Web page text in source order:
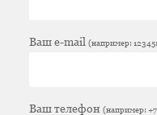
Ваш e-mail (например:
Ваш телефон (например: